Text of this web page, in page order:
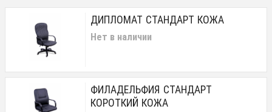
ДИПЛОМАТ СТАНДАРТ КОЖА
Нет в наличии
ФИЛАДЕЛЬФИЯ СТАНДАРТ
КОРОТКИЙ КОЖА